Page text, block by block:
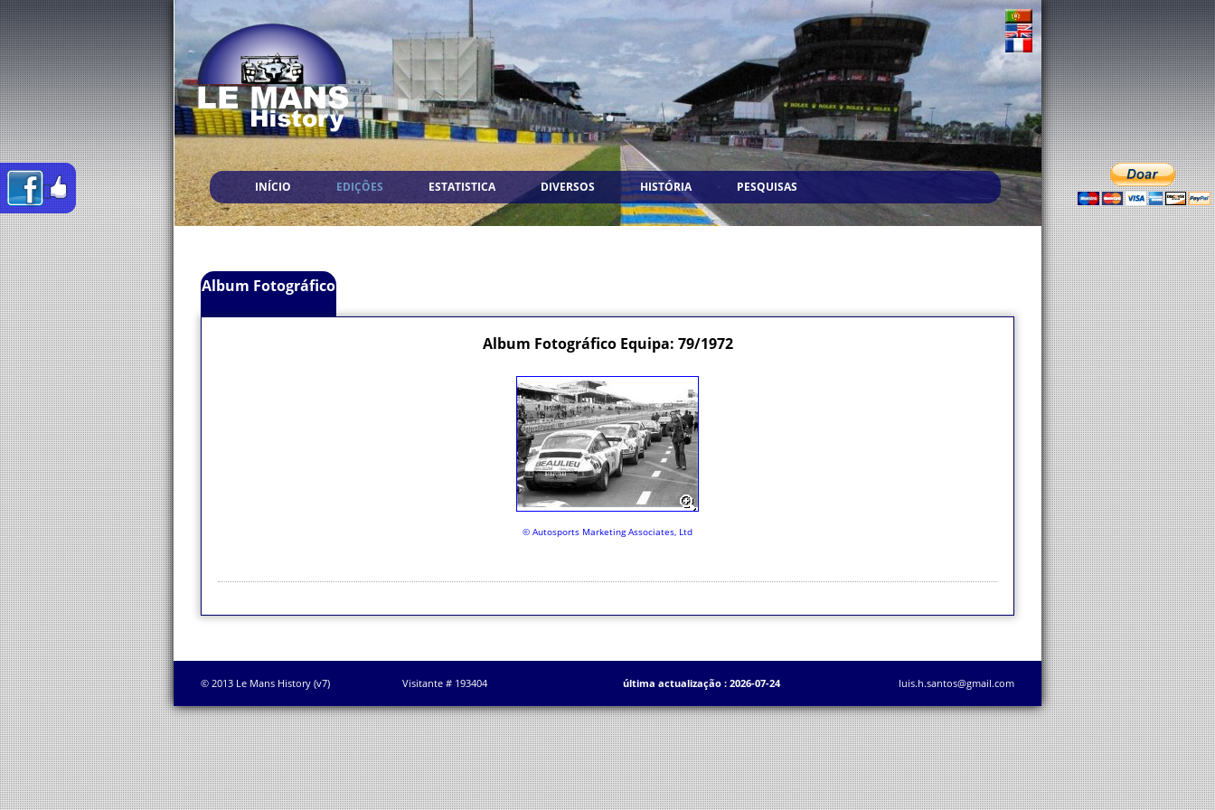
INÍCIO EDIÇÕES ESTATISTICA DIVERSOS HISTÓRIA PESQUISAS
Album Fotográfico
Album Fotográfico Equipa: 79/1972
© Autosports Marketing Associates, Ltd
© 2013 Le Mans History (v7) Visitante # 193404 última actualização : 2026-07-24 luis.h.santos@gmail.com